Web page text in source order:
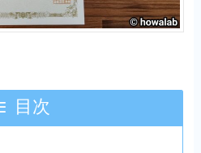
目次